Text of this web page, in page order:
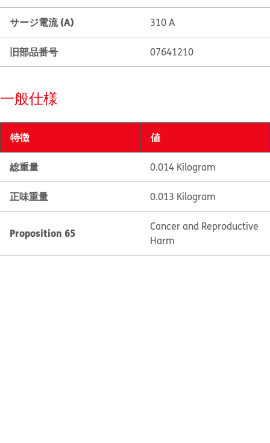
サージ電流 (A) 310 A
旧部品番号 07641210
一般仕様
特徴 値
総重量 0.014 Kilogram
正味重量 0.013 Kilogram
Proposition 65
Cancer and Reproductive
Harm